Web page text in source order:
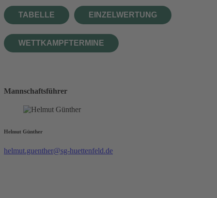
TABELLE EINZELWERTUNG
WETTKAMPFTERMINE
Mannschaftsführer
Helmut Günther
helmut.guenther@sg-huettenfeld.de